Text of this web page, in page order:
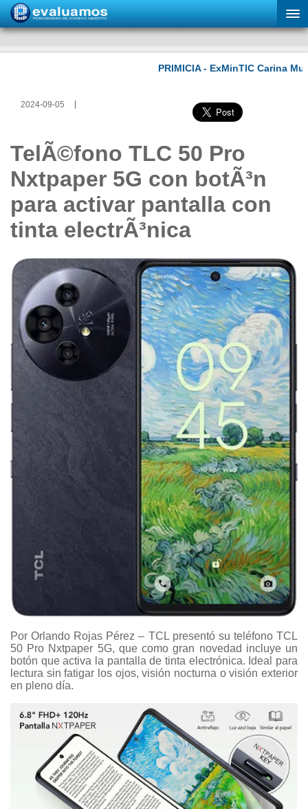
2024-09-05
TelÃ©fono TLC 50 Pro
Nxtpaper 5G con botÃ³n
para activar pantalla con
tinta electrÃ³nica
Por Orlando Rojas Pérez – TCL presentó su teléfono TCL
50 Pro Nxtpaper 5G, que como gran novedad incluye un
botón que activa la pantalla de tinta electrónica. Ideal para
lectura sin fatigar los ojos, visión nocturna o visión exterior
en pleno día.